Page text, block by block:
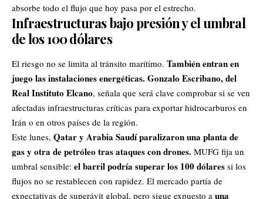
absorbe todo el flujo que hoy pasa por el estrecho.
Infraestructuras bajo presión y el umbral
de los 100 dólares
El riesgo no se limita al tránsito marítimo. También entran en
juego las instalaciones energéticas. Gonzalo Escribano, del
Real Instituto Elcano, señala que será clave comprobar si se ven
afectadas infraestructuras críticas para exportar hidrocarburos en
Irán o en otros países de la región.
Este lunes, Qatar y Arabia Saudí paralizaron una planta de
gas y otra de petróleo tras ataques con drones. MUFG fija un
umbral sensible: el barril podría superar los 100 dólares si los
flujos no se restablecen con rapidez. El mercado partía de
expectativas de superávit global, pero sigue expuesto a una